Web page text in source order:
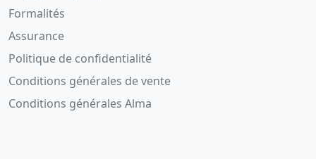
Formalités
Assurance
Politique de confidentialité
Conditions générales de vente
Conditions générales Alma